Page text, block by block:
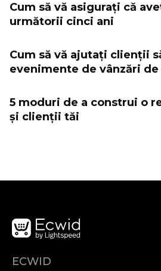
Cum să vă asigurați că
următorii cinci ani
Cum să vă ajutați clienții
evenimente de vânzări
5 moduri de a construi o
și clienții tăi
ECWID